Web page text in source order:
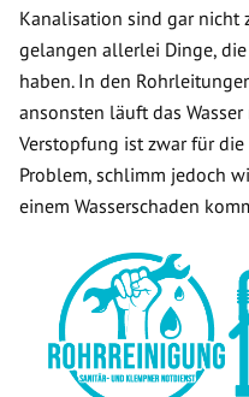
Kanalisation sind gar nicht
gelangen allerlei Dinge,
haben. In den
ansonsten läuft das
Verstopfung ist zwar für
Problem, schlimm jedoch
einem Wasserschaden